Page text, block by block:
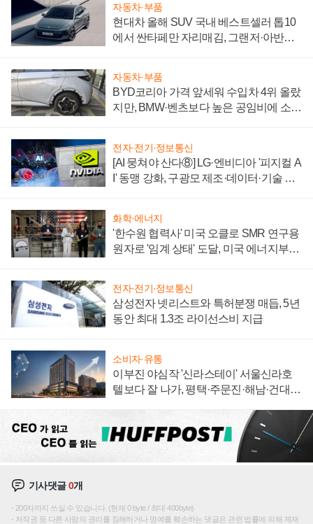
자동차·부품
현대차 올해 SUV 국내 베스트셀러 톱10
에서 싼타페만 자리매김, 그랜저·아반떼
자동차·부품
BYD코리아 가격 앞세워 수입차 4위 올랐
지만, BMW·벤츠보다 높은 공임비에 소비
전자·전기·정보통신
[AI 뭉쳐야 산다⑧] LG·엔비디아 '피지컬 A
I' 동맹 강화, 구광모 제조·데이터·기술 결
화학·에너지
'한수원 협력사' 미국 오클로 SMR 연구용
원자로 '임계 상태' 도달, 미국 에너지부
전자·전기·정보통신
삼성전자 넷리스트와 특허분쟁 매듭, 5년
동안 최대 1.3조 라이선스비 지급
소비자·유통
이부진 야심작 '신라스테이' 서울신라호
텔보다 잘 나가, 평택·주문진·해남·건대로
기사댓글0개
200자까지 쓰실 수 있습니다. (현재 0 byte / 최대 400byte)
저작권 등 다른 사람의 권리를 침해하거나 명예를 훼손하는 댓글은 관련 법률에 의해 제재